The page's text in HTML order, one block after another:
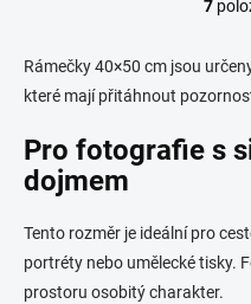
7
Rámečky 40×50 cm jsou
které mají přitáhnout
Pro fotografie s
dojmem
Tento rozměr je ideální pro
portréty nebo umělecké tisky.
prostoru osobitý charakter.